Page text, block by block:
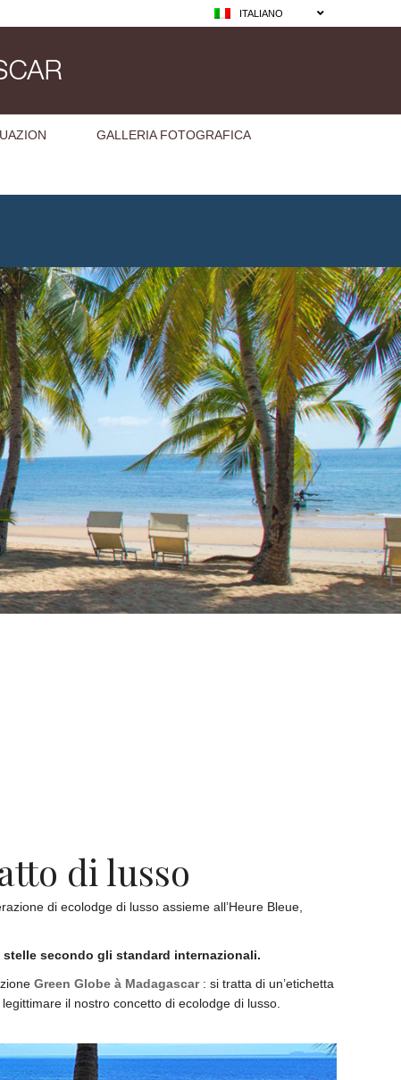
ITALIANO
GALLERIA FOTOGRAFICA
di lusso
di ecolodge di lusso assieme all’Heure Bleue,
secondo gli standard internazionali.
Green Globe à Madagascar: si tratta di un’etichetta
il nostro concetto di ecolodge di lusso.